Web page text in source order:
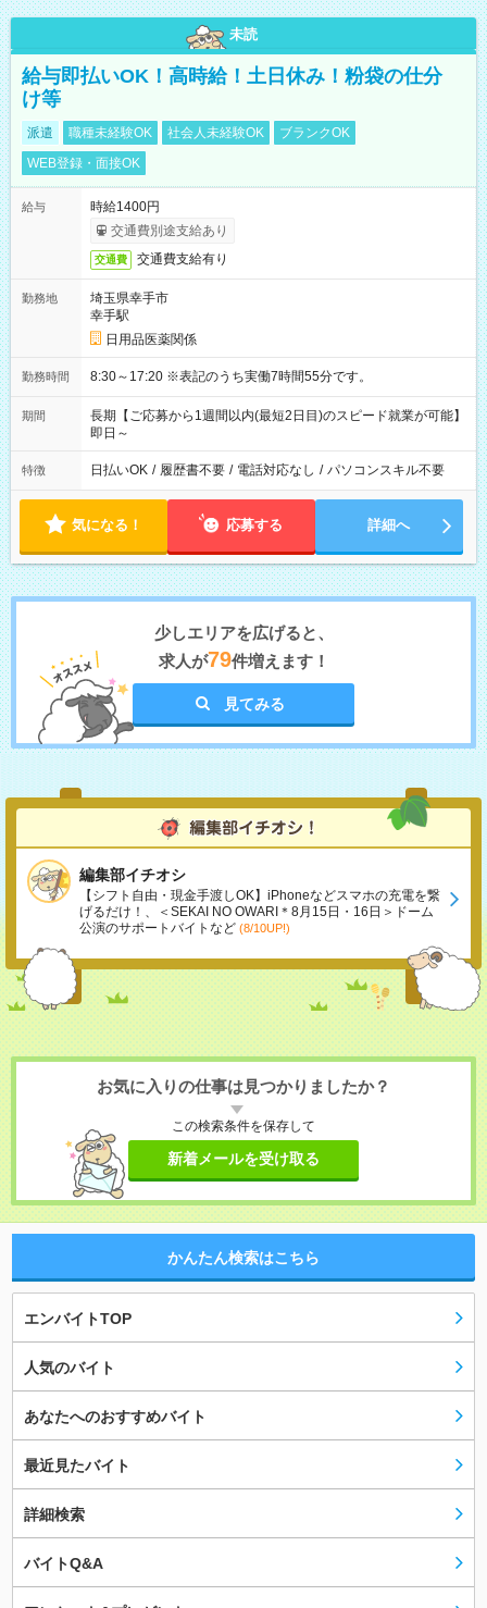
未読
給与即払いOK！高時給！土日休み！粉袋の仕分
け等
派遣 職種未経験OK 社会人未経験OK
ブランクOK
WEB登録・面接OK
給与
時給1400円
交通費別途支給あり
交通費 交通費支給有り
勤務地
埼玉県幸手市
幸手駅
日用品医薬関係
勤務時間 8:30～17:20 ※表記のうち実働7時間55分です。
期間
長期【ご応募から1週間以内(最短2日目)のスピード就業が可能】
即日～
特徴 日払いOK / 履歴書不要 / 電話対応なし / パソコンスキル不要
気になる！ 応募する 詳細へ
少しエリアを広げると、
求人が79件増えます！
見てみる
編集部イチオシ
【シフト自由・現金手渡しOK】iPhoneなどスマホの充電を繋
げるだけ！、＜SEKAI NO OWARI＊8月15日・16日＞ドーム
公演のサポートバイトなど (8/10UP!)
お気に入りの仕事は見つかりましたか？
この検索条件を保存して
新着メールを受け取る
かんたん検索はこちら
エンバイトTOP
人気のバイト
あなたへのおすすめバイト
最近見たバイト
詳細検索
バイトQ&A